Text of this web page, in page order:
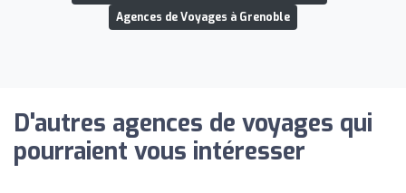
Agences de Voyages à Grenoble
D'autres agences de voyages qui
pourraient vous intéresser